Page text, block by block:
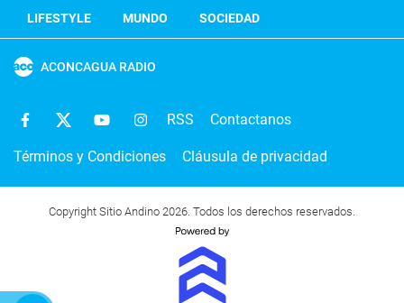
LIFESTYLE
MUNDO SOCIEDAD
ACONCAGUA RADIO
RSS Contactanos
Términos y Condiciones Cláusula de privacidad
Copyright Sitio Andino 2026. Todos los derechos reservados.